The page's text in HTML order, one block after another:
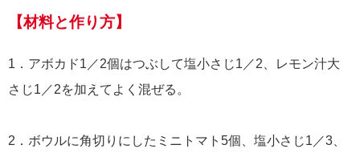
【材料と作り方】
1．アボカド1／2個はつぶして塩小さじ1／2、レモン汁大
さじ1／2を加えてよく混ぜる。
2．ボウルに角切りにしたミニトマト5個、塩小さじ1／3、